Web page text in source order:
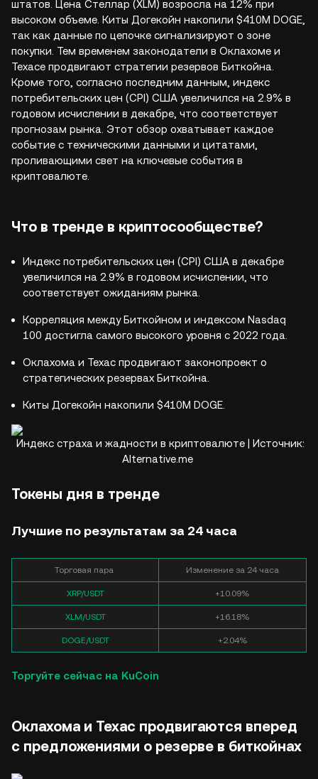
штатов. Цена Стеллар (XLM) возросла на 12% при
высоком объеме. Киты Догекойн накопили $410M DOGE,
так как данные по цепочке сигнализируют о зоне
покупки. Тем временем законодатели в Оклахоме и
Техасе продвигают стратегии резервов Биткойна.
Кроме того, согласно последним данным, индекс
потребительских цен (CPI) США увеличился на 2.9% в
годовом исчислении в декабре, что соответствует
прогнозам рынка. Этот обзор охватывает каждое
событие с техническими данными и цитатами,
проливающими свет на ключевые события в
криптовалюте.
Что в тренде в криптосообществе?
Индекс потребительских цен (CPI) США в декабре
увеличился на 2.9% в годовом исчислении, что
соответствует ожиданиям рынка.
Корреляция между Биткойном и индексом Nasdaq
100 достигла самого высокого уровня с 2022 года.
Оклахома и Техас продвигают законопроект о
стратегических резервах Биткойна.
Киты Догекойн накопили $410M DOGE.
Индекс страха и жадности в криптовалюте | Источник:
Alternative.me
Токены дня в тренде
Лучшие по результатам за 24 часа
Торговая пара Изменение за 24 часа
XRP/USDT +10.09%
XLM/USDT +16.18%
DOGE/USDT +2.04%
Торгуйте сейчас на KuCoin
Оклахома и Техас продвигаются вперед
с предложениями о резерве в биткойнах